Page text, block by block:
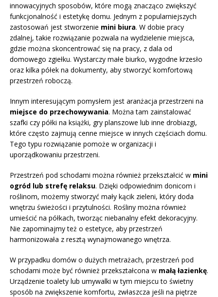
innowacyjnych sposobów, które mogą znacząco zwiększyć
funkcjonalność i estetykę domu. Jednym z popularniejszych
zastosowań jest stworzenie mini biura. W dobie pracy
zdalnej, takie rozwiązanie pozwala na wydzielenie miejsca,
gdzie można skoncentrować się na pracy, z dala od
domowego zgiełku. Wystarczy małe biurko, wygodne krzesło
oraz kilka półek na dokumenty, aby stworzyć komfortową
przestrzeń roboczą.
Innym interesującym pomysłem jest aranżacja przestrzeni na
miejsce do przechowywania. Można tam zainstalować
szafki czy półki na książki, gry planszowe lub inne drobiazgi,
które często zajmują cenne miejsce w innych częściach domu.
Tego typu rozwiązanie pomoże w organizacji i
uporządkowaniu przestrzeni.
Przestrzeń pod schodami można również przekształcić w mini
ogród lub strefę relaksu. Dzięki odpowiednim donicom i
roślinom, możemy stworzyć mały kącik zieleni, który doda
wnętrzu świeżości i przytulności. Rośliny można również
umieścić na półkach, tworząc niebanalny efekt dekoracyjny.
Nie zapominajmy też o estetyce, aby przestrzeń
harmonizowała z resztą wynajmowanego wnętrza.
W przypadku domów o dużych metrażach, przestrzeń pod
schodami może być również przekształcona w małą łazienkę.
Urządzenie toalety lub umywalki w tym miejscu to świetny
sposób na zwiększenie komfortu, zwłaszcza jeśli na piętrze